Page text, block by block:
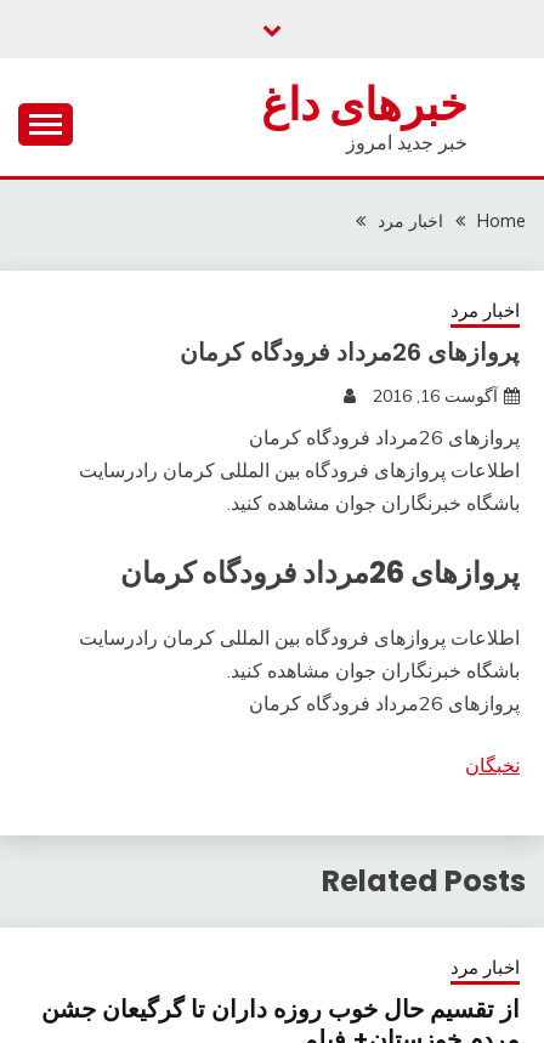
خبرهای داغ
خبر جدید امروز
Home اخبار مرد
اخبار مرد
پروازهای 26مرداد فرودگاه کرمان
آگوست 16, 2016
پروازهای 26مرداد فرودگاه کرمان
اطلاعات پروازهای فرودگاه بین المللی کرمان رادرسایت
باشگاه خبرنگاران جوان مشاهده کنید.
پروازهای 26مرداد فرودگاه کرمان
اطلاعات پروازهای فرودگاه بین المللی کرمان رادرسایت
باشگاه خبرنگاران جوان مشاهده کنید.
پروازهای 26مرداد فرودگاه کرمان
نخبگان
Related Posts
اخبار مرد
از تقسیم حال خوب روزه داران تا گرگیعان جشن